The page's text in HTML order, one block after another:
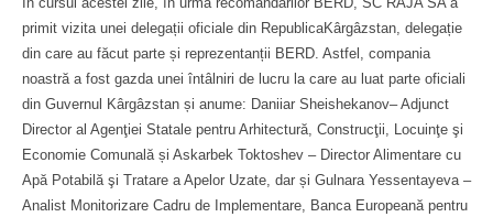
primit vizita unei delegații oficiale din RepublicaKârgâzstan, delegație
din care au făcut parte și reprezentanții BERD. Astfel, compania
noastră a fost gazda unei întâlniri de lucru la care au luat parte oficiali
din Guvernul Kârgâzstan și anume: Daniiar Sheishekanov– Adjunct
Director al Agenţiei Statale pentru Arhitectură, Construcţii, Locuinţe şi
Economie Comunală și Askarbek Toktoshev – Director Alimentare cu
Apă Potabilă şi Tratare a Apelor Uzate, dar și Gulnara Yessentayeva –
Analist Monitorizare Cadru de Implementare, Banca Europeană pentru